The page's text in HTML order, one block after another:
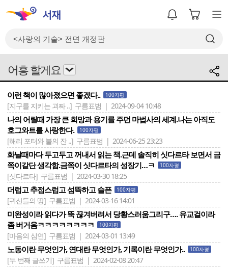
어흥 할게요
이런 책이 많아졌으면 좋겠다.. 100자평
[지구를 지키는 괴짜 ..] 구름표범 | 2024-09-04 10:48
나의 어릴때 가장 큰 희망과 용기를 주던 마법사의 세계.나는 아직도
호그와트를 사랑한다.
100자평
[해리 포터와 불의 잔 ..] 구름표범 | 2024-06-25 23:23
화날때마다 두고두고 꺼내서 읽는 책.근데 솔직히 싯다르타 보면서 금
쪽이같단 생각함.금쪽이 싯다르타의 성장기…ㅋ
100자평
[싯다르타] 구름표범 | 2024-03-30 18:25
더럽고 추접스럽고 섬뜩하고 슬픈 100자평
[귀신들의 땅] 구름표범 | 2024-03-16 14:01
미완성이라 읽다가 뚝 끊겨버려서 당황스러움그리구…. 유교걸이라
좀 버거움ㅋㅋㅋㅋㅋㅋㅋㅋ
100자평
[마음의 심연] 구름표범 | 2024-03-01 13:49
노동이란 무엇인가, 연대란 무엇인가, 기록이란 무엇인가.. 100자평
[두 번째 글쓰기] 구름표범 | 2024-02-08 20:47